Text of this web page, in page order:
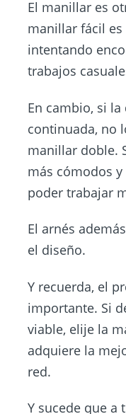
El manillar es
manillar fácil es
intentando
trabajos
En cambio, si
continuada, no
manillar doble.
más cómodos
poder trabajar
El arnés
el diseño.
Y recuerda, el
importante. Si
viable, elije la
adquiere la
red.
Y sucede que a